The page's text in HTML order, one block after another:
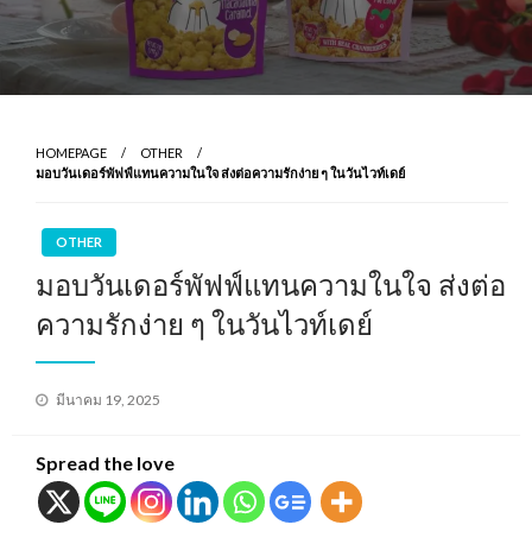
HOMEPAGE
OTHER
มอบวันเดอร์พัฟฟ์แทนความในใจ ส่งต่อความรักง่าย ๆ ในวันไวท์เดย์
OTHER
มอบวันเดอร์พัฟฟ์แทนความในใจ ส่งต่อ
ความรักง่าย ๆ ในวันไวท์เดย์
Posted
มีนาคม 19, 2025
Spread the love